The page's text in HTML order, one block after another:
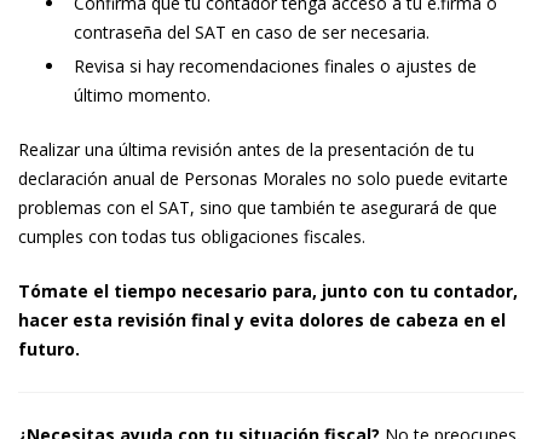
contraseña del SAT en caso de ser necesaria.
Revisa si hay recomendaciones finales o ajustes de
último momento.
Realizar una última revisión antes de la presentación de tu
declaración anual de Personas Morales no solo puede evitarte
problemas con el SAT, sino que también te asegurará de que
cumples con todas tus obligaciones fiscales.
Tómate el tiempo necesario para, junto con tu contador,
hacer esta revisión final y evita dolores de cabeza en el
futuro.
¿Necesitas ayuda con tu situación fiscal? No te preocupes,